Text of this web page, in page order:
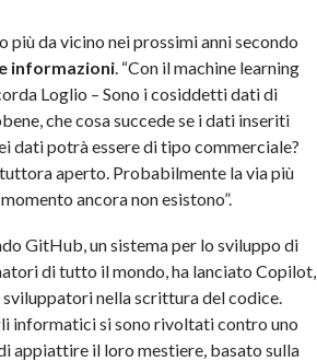
più da vicino nei prossimi anni secondo
informazioni. “Con il machine learning
Loglio – Sono i cosiddetti dati di
che cosa succede se i dati inseriti
dati potrà essere di tipo commerciale?
aperto. Probabilmente la via più
ancora non esistono”.
GitHub, un sistema per lo sviluppo di
di tutto il mondo, ha lanciato Copilot,
nella scrittura del codice.
informatici si sono rivoltati contro uno
appiattire il loro mestiere, basato sulla